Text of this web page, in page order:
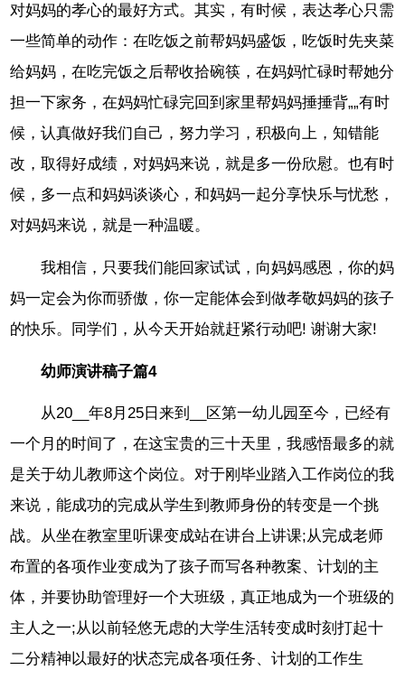
对妈妈的孝心的最好方式。其实，有时候，表达孝心只需
一些简单的动作：在吃饭之前帮妈妈盛饭，吃饭时先夹菜
给妈妈，在吃完饭之后帮收拾碗筷，在妈妈忙碌时帮她分
担一下家务，在妈妈忙碌完回到家里帮妈妈捶捶背„„有时
候，认真做好我们自己，努力学习，积极向上，知错能
改，取得好成绩，对妈妈来说，就是多一份欣慰。也有时
候，多一点和妈妈谈谈心，和妈妈一起分享快乐与忧愁，
对妈妈来说，就是一种温暖。
我相信，只要我们能回家试试，向妈妈感恩，你的妈
妈一定会为你而骄傲，你一定能体会到做孝敬妈妈的孩子
的快乐。同学们，从今天开始就赶紧行动吧! 谢谢大家!
幼师演讲稿子篇4
从20__年8月25日来到__区第一幼儿园至今，已经有
一个月的时间了，在这宝贵的三十天里，我感悟最多的就
是关于幼儿教师这个岗位。对于刚毕业踏入工作岗位的我
来说，能成功的完成从学生到教师身份的转变是一个挑
战。从坐在教室里听课变成站在讲台上讲课;从完成老师
布置的各项作业变成为了孩子而写各种教案、计划的主
体，并要协助管理好一个大班级，真正地成为一个班级的
主人之一;从以前轻悠无虑的大学生活转变成时刻打起十
二分精神以最好的状态完成各项任务、计划的工作生